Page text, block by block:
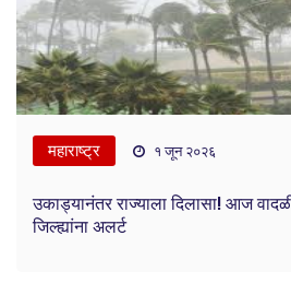
महाराष्ट्र १ जून २०२६
उकाड्यानंतर राज्याला दिलासा! आज
जिल्ह्यांना अलर्ट